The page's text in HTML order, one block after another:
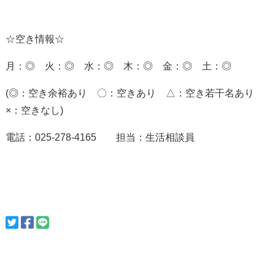
☆空き情報☆
月：◎ 火：◎ 水：◎ 木：◎ 金：◎ 土：◎
(◎：空き余裕あり 〇：空きあり △：空き若干名あり
×：空きなし)
電話： 025-278-4165担当：生活相談員